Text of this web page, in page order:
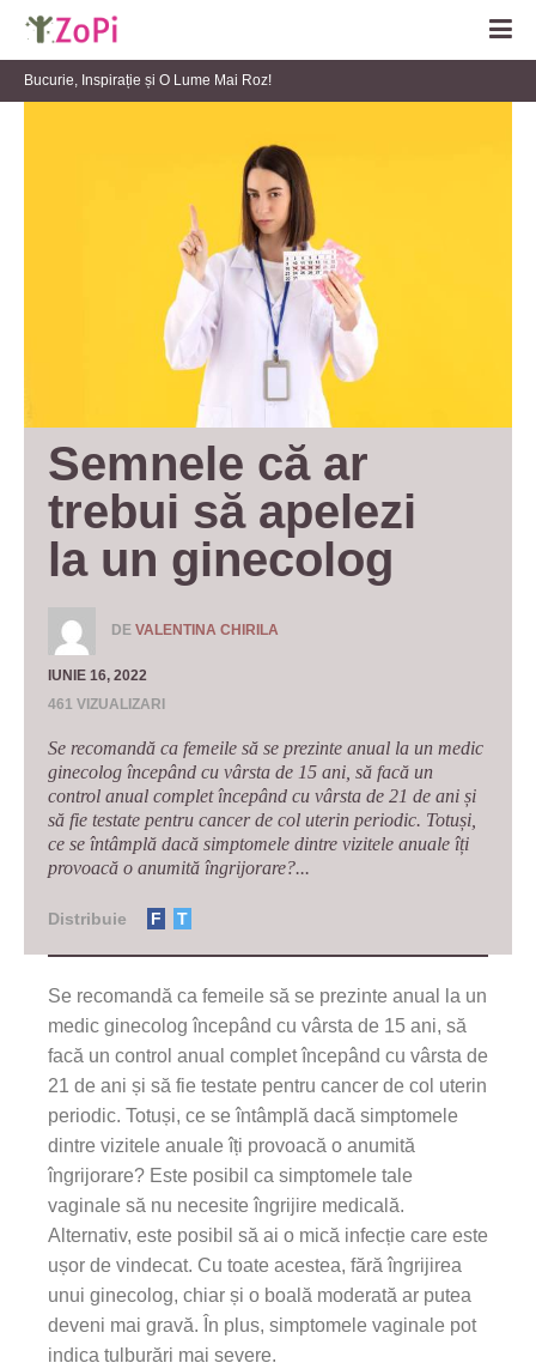
Bucurie, Inspirație și O Lume Mai Roz!
Semnele că ar
trebui să apelezi
la un ginecolog
DE VALENTINA CHIRILA
IUNIE 16, 2022
461 VIZUALIZARI
Se recomandă ca femeile să se prezinte anual la un medic
ginecolog începând cu vârsta de 15 ani, să facă un
control anual complet începând cu vârsta de 21 de ani și
să fie testate pentru cancer de col uterin periodic. Totuși,
ce se întâmplă dacă simptomele dintre vizitele anuale îți
provoacă o anumită îngrijorare?...
Distribuie F T
Se recomandă ca femeile să se prezinte anual la un
medic ginecolog începând cu vârsta de 15 ani, să
facă un control anual complet începând cu vârsta de
21 de ani și să fie testate pentru cancer de col uterin
periodic. Totuși, ce se întâmplă dacă simptomele
dintre vizitele anuale îți provoacă o anumită
îngrijorare? Este posibil ca simptomele tale
vaginale să nu necesite îngrijire medicală.
Alternativ, este posibil să ai o mică infecție care este
ușor de vindecat. Cu toate acestea, fără îngrijirea
unui ginecolog, chiar și o boală moderată ar putea
deveni mai gravă. În plus, simptomele vaginale pot
indica tulburări mai severe.